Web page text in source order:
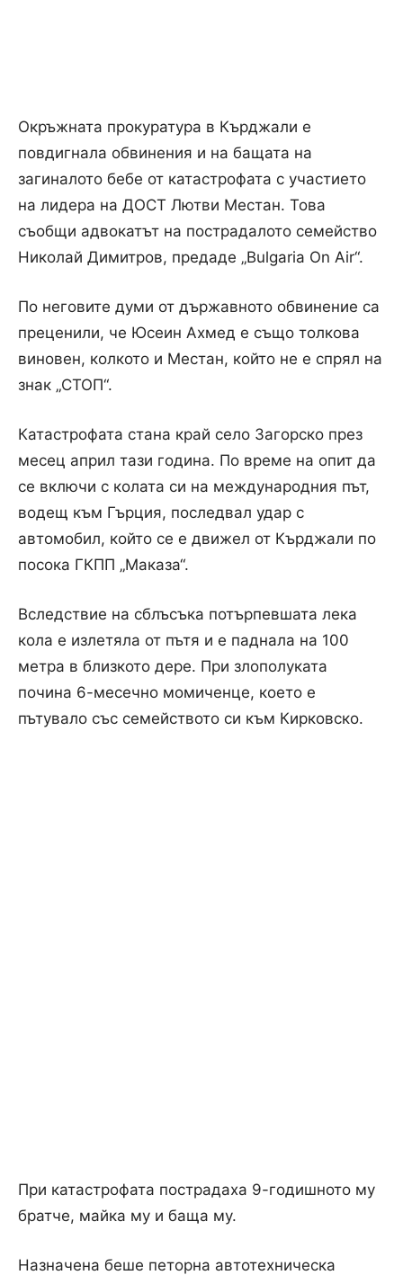
Окръжната прокуратура в Кърджали е
повдигнала обвинения и на бащата на
загиналото бебе от катастрофата с участието
на лидера на ДОСТ Лютви Местан. Това
съобщи адвокатът на пострадалото семейство
Николай Димитров, предаде „Bulgaria On Air“.
По неговите думи от държавното обвинение са
преценили, че Юсеин Ахмед е също толкова
виновен, колкото и Местан, който не е спрял на
знак „СТОП“.
Катастрофата стана край село Загорско през
месец април тази година. По време на опит да
се включи с колата си на международния път,
водещ към Гърция, последвал удар с
автомобил, който се е движел от Кърджали по
посока ГКПП „Маказа“.
Вследствие на сблъсъка потърпевшата лека
кола е излетяла от пътя и е паднала на 100
метра в близкото дере. При злополуката
почина 6-месечно момиченце, което е
пътувало със семейството си към Кирковско.
При катастрофата пострадаха 9-годишното му
братче, майка му и баща му.
Назначена беше петорна автотехническа